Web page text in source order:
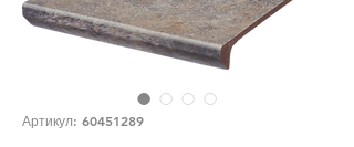
Артикул: 60451289